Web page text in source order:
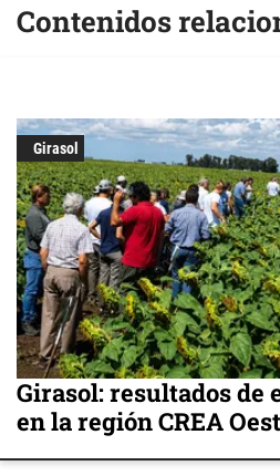
Contenidos
Girasol
Girasol: resultados de
en la región CREA